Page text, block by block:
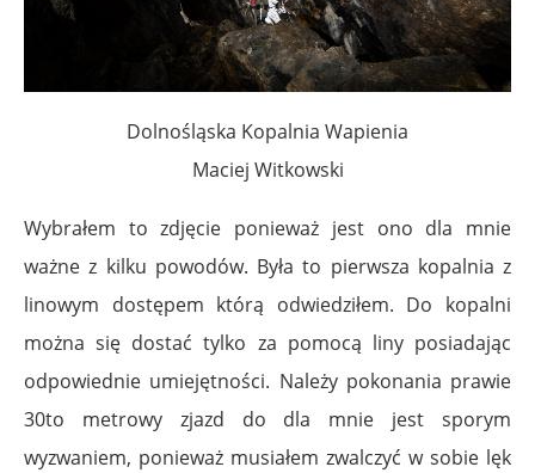
Dolnośląska Kopalnia Wapienia
Maciej Witkowski
Wybrałem to zdjęcie ponieważ jest ono dla mnie
ważne z kilku powodów. Była to pierwsza kopalnia z
linowym dostępem którą odwiedziłem. Do kopalni
można się dostać tylko za pomocą liny posiadając
odpowiednie umiejętności. Należy pokonania prawie
30to metrowy zjazd do dla mnie jest sporym
wyzwaniem, ponieważ musiałem zwalczyć w sobie lęk